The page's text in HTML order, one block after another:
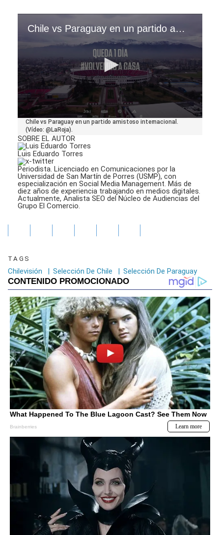
Chile vs Paraguay en un partido amistoso internacional. (Vídeo: @LaRoja).
seconds
of
16
seconds
Chile vs Paraguay en un partido amistoso internacional.
(Vídeo: @LaRoja).
SOBRE EL AUTOR
Luis Eduardo Torres
Periodista. Licenciado en Comunicaciones por la
Universidad de San Martín de Porres (USMP), con
especialización en Social Media Management. Más de
diez años de experiencia trabajando en medios digitales.
Actualmente, Analista SEO del Núcleo de Audiencias del
Grupo El Comercio.
TAGS
Chilevisión | Selección De Chile | Selección De Paraguay